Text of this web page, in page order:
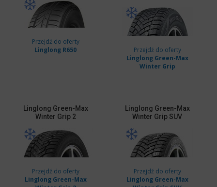
Przejdź do oferty
Linglong R650
Przejdź do oferty
Linglong Green-Max
Winter Grip
Linglong Green-Max
Winter Grip 2
Przejdź do oferty
Linglong Green-Max
Linglong Green-Max
Winter Grip SUV
Przejdź do oferty
Linglong Green-Max